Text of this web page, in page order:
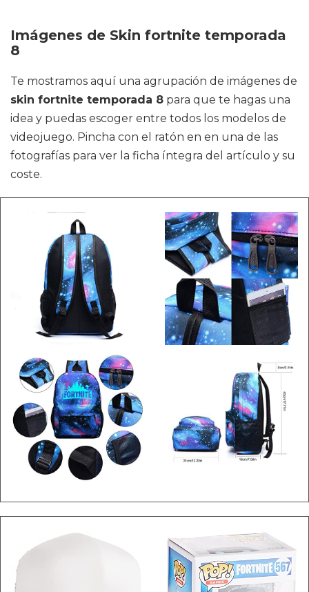
Imágenes de Skin fortnite temporada
8
Te mostramos aquí una agrupación de imágenes de
skin fortnite temporada 8 para que te hagas una
idea y puedas escoger entre todos los modelos de
videojuego. Pincha con el ratón en en una de las
fotografías para ver la ficha íntegra del artículo y su
coste.